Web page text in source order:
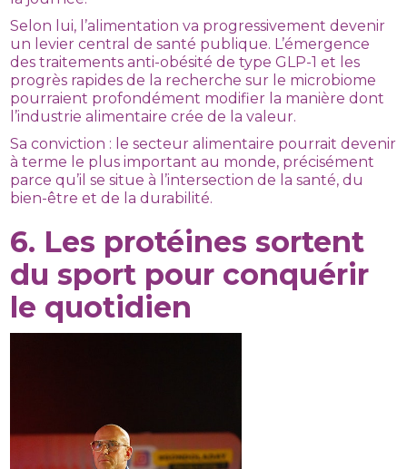
Selon lui, l’alimentation va progressivement devenir
un levier central de santé publique. L’émergence
des traitements anti-obésité de type GLP-1 et les
progrès rapides de la recherche sur le microbiome
pourraient profondément modifier la manière dont
l’industrie alimentaire crée de la valeur.
Sa conviction : le secteur alimentaire pourrait devenir
à terme le plus important au monde, précisément
parce qu’il se situe à l’intersection de la santé, du
bien-être et de la durabilité.
6. Les protéines sortent
du sport pour conquérir
le quotidien